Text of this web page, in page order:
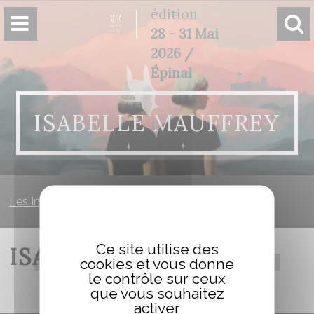
édition
28 - 31 Mai
2026 /
Épinal
ISABELLE MAUFFREY
Les Imaginales
ISABELLE MAUFFREY
Panneau de gestion des cookies
Ce site utilise des
cookies et vous donne
le contrôle sur ceux
que vous souhaitez
activer